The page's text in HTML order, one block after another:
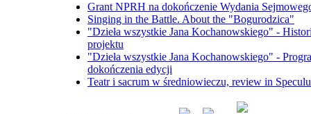
Grant NPRH na dokończenie Wydania
Singing in the Battle. About the "Bogurodzica"
"Dzieła wszystkie Jana Kochanowskiego" -
projektu
"Dzieła wszystkie Jana Kochanowskiego" -
dokończenia edycji
Teatr i sacrum w średniowieczu, review in